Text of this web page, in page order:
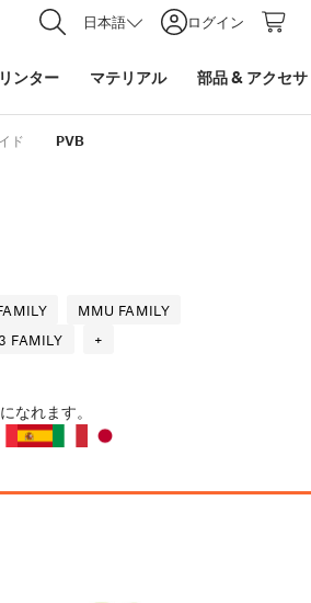
日本語 ログイン
ンター マテリアル 部品& アクセ
ド PVB
MMU FAMILY
FAMILY +
なれます。